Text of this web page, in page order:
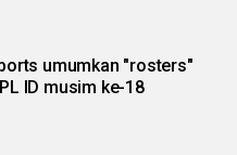
umumkan "rosters"
ID musim ke-18